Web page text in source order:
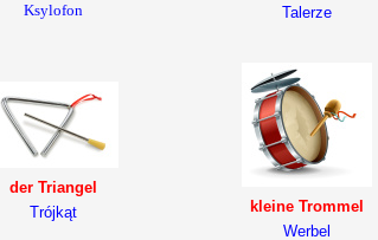
Ksylofon
Talerze
der Triangel
Trójkąt
kleine Trommel
Werbel